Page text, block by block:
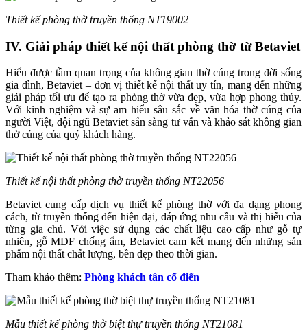
Thiết kế phòng thờ truyền thống NT19002
IV. Giải pháp thiết kế nội thất phòng thờ từ Betaviet
Hiểu được tầm quan trọng của không gian thờ cúng trong đời sống
gia đình, Betaviet – đơn vị thiết kế nội thất uy tín, mang đến những
giải pháp tối ưu để tạo ra phòng thờ vừa đẹp, vừa hợp phong thủy.
Với kinh nghiệm và sự am hiểu sâu sắc về văn hóa thờ cúng của
người Việt, đội ngũ Betaviet sẵn sàng tư vấn và khảo sát không gian
thờ cúng của quý khách hàng.
Thiết kế nội thất phòng thờ truyền thống NT22056
Betaviet cung cấp dịch vụ thiết kế phòng thờ với đa dạng phong
cách, từ truyền thống đến hiện đại, đáp ứng nhu cầu và thị hiếu của
từng gia chủ. Với việc sử dụng các chất liệu cao cấp như gỗ tự
nhiên, gỗ MDF chống ẩm, Betaviet cam kết mang đến những sản
phẩm nội thất chất lượng, bền đẹp theo thời gian.
Tham khảo thêm: Phòng khách tân cổ điển
Mẫu thiết kế phòng thờ biệt thự truyền thống NT21081